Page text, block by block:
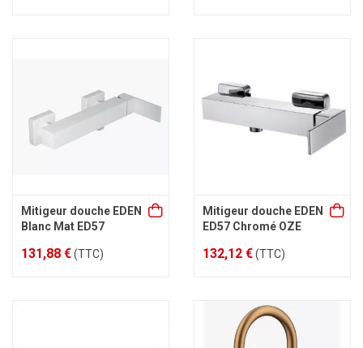
Mitigeur douche EDEN
Blanc Mat ED57
131,88 €(TTC)
Mitigeur douche EDEN
ED57 Chromé OZE
132,12 €(TTC)